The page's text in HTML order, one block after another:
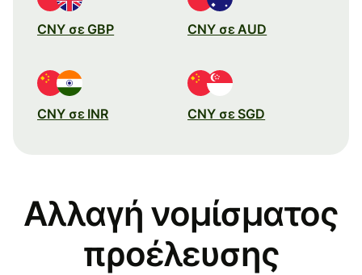
CNY σε GBP CNY σε AUD
CNY σε INR CNY σε SGD
Αλλαγή νομίσματος
προέλευσης